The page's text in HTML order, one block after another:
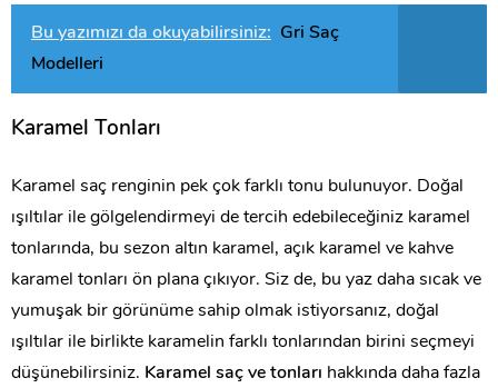
Bu yazımızı da okuyabilirsiniz:
Gri Saç
Modelleri
Karamel Tonları
Karamel saç renginin pek çok farklı tonu bulunuyor. Doğal
ışıltılar ile gölgelendirmeyi de tercih edebileceğiniz karamel
tonlarında, bu sezon altın karamel, açık karamel ve kahve
karamel tonları ön plana çıkıyor. Siz de, bu yaz daha sıcak ve
yumuşak bir görünüme sahip olmak istiyorsanız, doğal
ışıltılar ile birlikte karamelin farklı tonlarından birini seçmeyi
düşünebilirsiniz. Karamel saç ve tonları hakkında daha fazla